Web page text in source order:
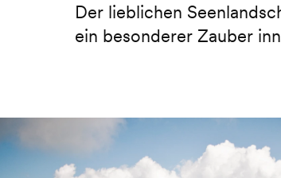
Der lieblichen
ein besonderer Zauber